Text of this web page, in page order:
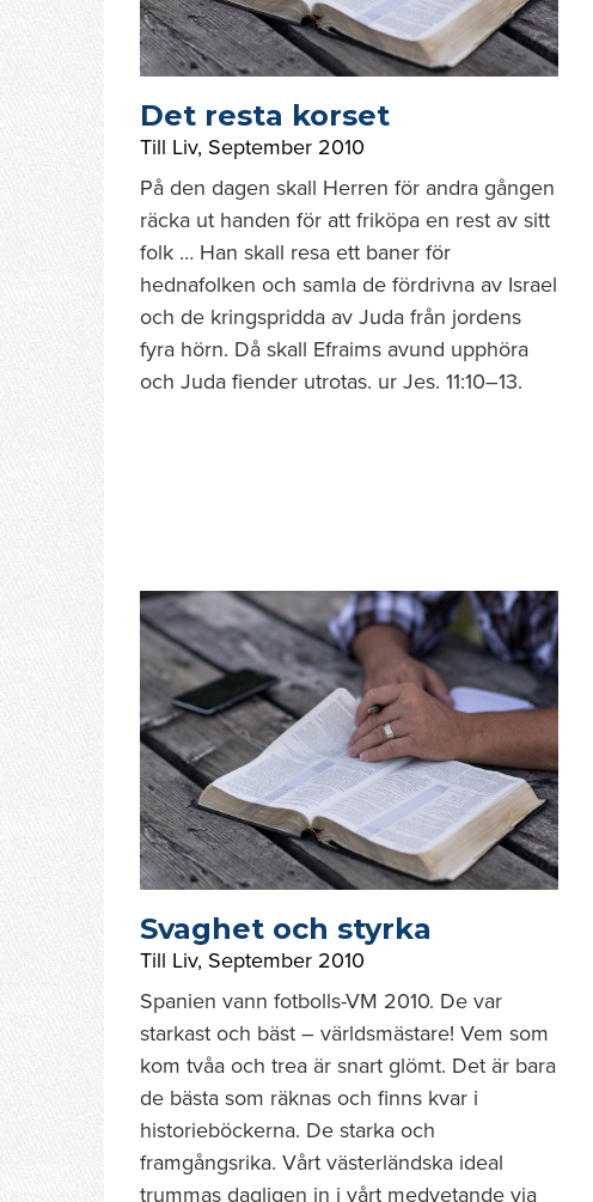
Det resta korset
Till Liv, September 2010
På den dagen skall Herren för andra gången
räcka ut handen för att friköpa en rest av sitt
folk … Han skall resa ett baner för
hednafolken och samla de fördrivna av Israel
och de kringspridda av Juda från jordens
fyra hörn. Då skall Efraims avund upphöra
och Juda fiender utrotas. ur Jes. 11:10–13.
Svaghet och styrka
Till Liv, September 2010
Spanien vann fotbolls-VM 2010. De var
starkast och bäst – världsmästare! Vem som
kom tvåa och trea är snart glömt. Det är bara
de bästa som räknas och finns kvar i
historieböckerna. De starka och
framgångsrika. Vårt västerländska ideal
trummas dagligen in i vårt medvetande via